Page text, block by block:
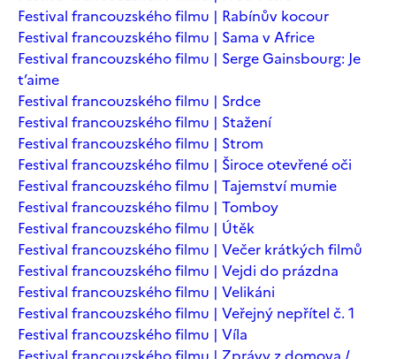
Festival francouzského filmu | Rabínův kocour
Festival francouzského filmu | Sama v Africe
Festival francouzského filmu | Serge Gainsbourg: Je
t’aime
Festival francouzského filmu | Srdce
Festival francouzského filmu | Stažení
Festival francouzského filmu | Strom
Festival francouzského filmu | Široce otevřené oči
Festival francouzského filmu | Tajemství mumie
Festival francouzského filmu | Tomboy
Festival francouzského filmu | Útěk
Festival francouzského filmu | Večer krátkých filmů
Festival francouzského filmu | Vejdi do prázdna
Festival francouzského filmu | Velikáni
Festival francouzského filmu | Veřejný nepřítel č. 1
Festival francouzského filmu | Víla